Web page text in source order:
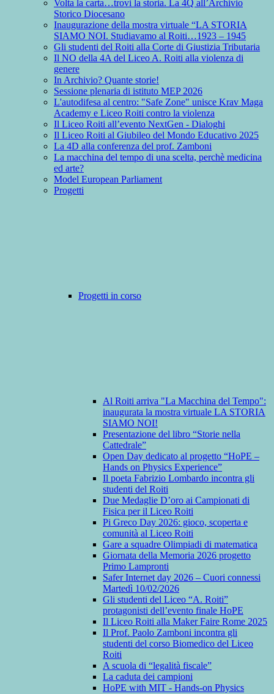
Volta la carta…trovi la storia. La 4Q all’Archivio
Storico Diocesano
Inaugurazione della mostra virtuale “LA STORIA
SIAMO NOI. Studiavamo al Roiti…1923 – 1945
Gli studenti del Roiti alla Corte di Giustizia Tributaria
Il NO della 4A del Liceo A. Roiti alla violenza di
genere
In Archivio? Quante storie!
Sessione plenaria di istituto MEP 2026
L'autodifesa al centro: "Safe Zone" unisce Krav Maga
Academy e Liceo Roiti contro la violenza
Il Liceo Roiti all’evento NextGen - Dialoghi
Il Liceo Roiti al Giubileo del Mondo Educativo 2025
La 4D alla conferenza del prof. Zamboni
La macchina del tempo di una scelta, perchè medicina
ed arte?
Model European Parliament
Progetti
Progetti in corso
Al Roiti arriva "La Macchina del Tempo":
inaugurata la mostra virtuale LA STORIA
SIAMO NOI!
Presentazione del libro “Storie nella
Cattedrale”
Open Day dedicato al progetto “HoPE –
Hands on Physics Experience”
Il poeta Fabrizio Lombardo incontra gli
studenti del Roiti
Due Medaglie D’oro ai Campionati di
Fisica per il Liceo Roiti
Pi Greco Day 2026: gioco, scoperta e
comunità al Liceo Roiti
Gare a squadre Olimpiadi di matematica
Giornata della Memoria 2026 progetto
Primo Lampronti
Safer Internet day 2026 – Cuori connessi
Martedì 10/02/2026
Gli studenti del Liceo “A. Roiti”
protagonisti dell’evento finale HoPE
Il Liceo Roiti alla Maker Faire Rome 2025
Il Prof. Paolo Zamboni incontra gli
studenti del corso Biomedico del Liceo
Roiti
A scuola di “legalità fiscale”
La caduta dei campioni
HoPE with MIT - Hands-on Physics